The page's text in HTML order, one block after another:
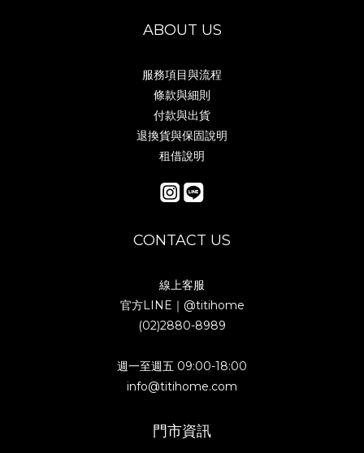
ABOUT US
服務項目與流程
條款與細則
付款與出貨
退換貨與保固說明
租借說明
CONTACT US
線上客服
官方LINE｜ @titihome
(02)2880-8989
週一至週五 09:00-18:00
info@titihome.com
門市資訊